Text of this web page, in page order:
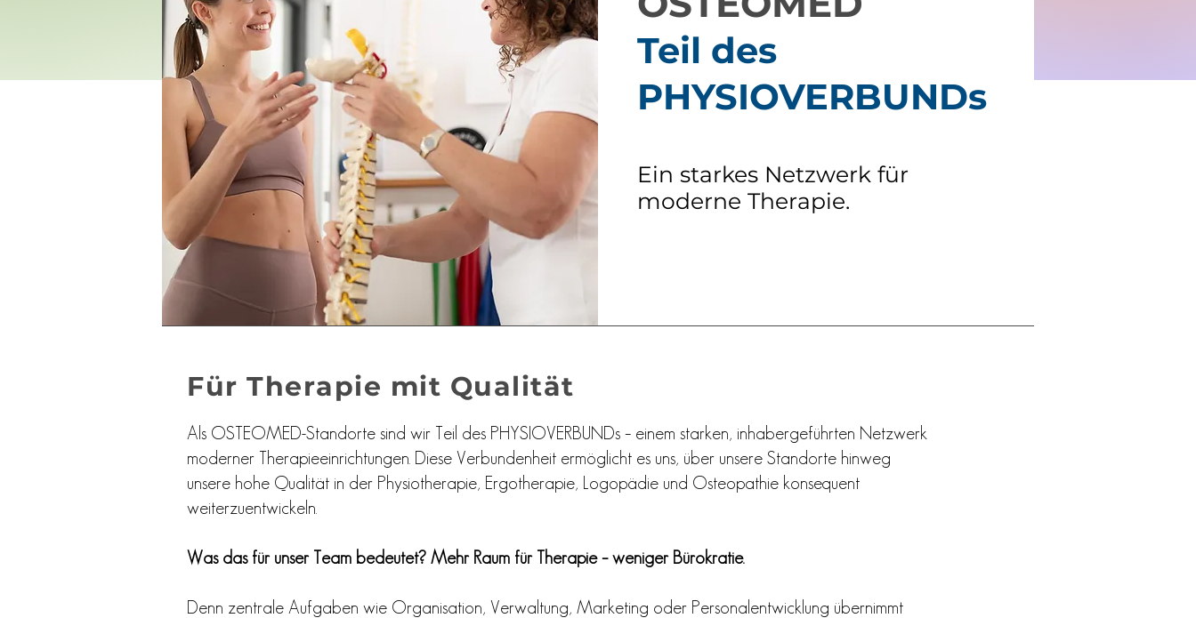
Teil des
PHYSIOVERBUNDs
Ein starkes Netzwerk für
moderne Therapie.
Für Therapie mit Qualität
Als OSTEOMED-Standorte sind wir Teil des PHYSIOVERBUNDs – einem starken, inhabergeführten Netzwerk
moderner Therapieeinrichtungen. Diese Verbundenheit ermöglicht es uns, über unsere Standorte hinweg
unsere hohe Qualität in der Physiotherapie, Ergotherapie, Logopädie und Osteopathie konsequent
weiterzuentwickeln.
Was das für unser Team bedeutet? Mehr Raum für Therapie – weniger Bürokratie.
Denn zentrale Aufgaben wie Organisation, Verwaltung, Marketing oder Personalentwicklung übernimmt